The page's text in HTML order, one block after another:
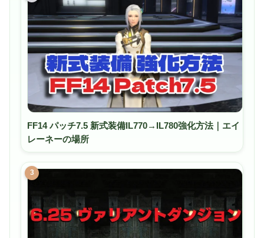
FF14 パッチ7.5 新式装備IL770→IL780強化方法｜エイ
レーネーの場所
3